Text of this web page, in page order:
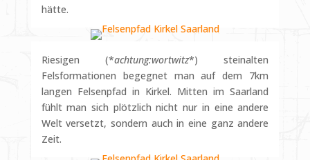
hätte.
Riesigen (*achtung:wortwitz*) steinalten
Felsformationen begegnet man auf dem 7km
langen Felsenpfad in Kirkel. Mitten im Saarland
fühlt man sich plötzlich nicht nur in eine andere
Welt versetzt, sondern auch in eine ganz andere
Zeit.